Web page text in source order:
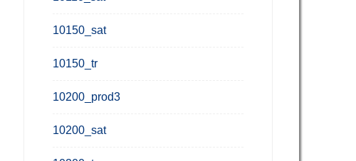
10150_sat
10150_tr
10200_prod3
10200_sat